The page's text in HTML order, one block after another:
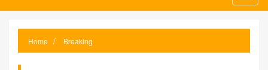
Home Breaking